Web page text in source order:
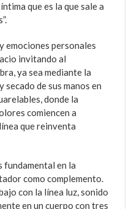
que es la que sale a
emociones personales
invitando al
ya sea mediante la
de sus manos en
donde la
comiencen a
que reinventa
fundamental en la
como complemento.
con la línea luz, sonido
en un cuerpo con tres